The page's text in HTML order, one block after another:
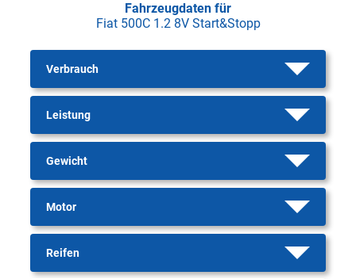
Fahrzeugdaten für
Fiat 500C 1.2 8V Start&Stopp
Verbrauch
Leistung
Gewicht
Motor
Reifen